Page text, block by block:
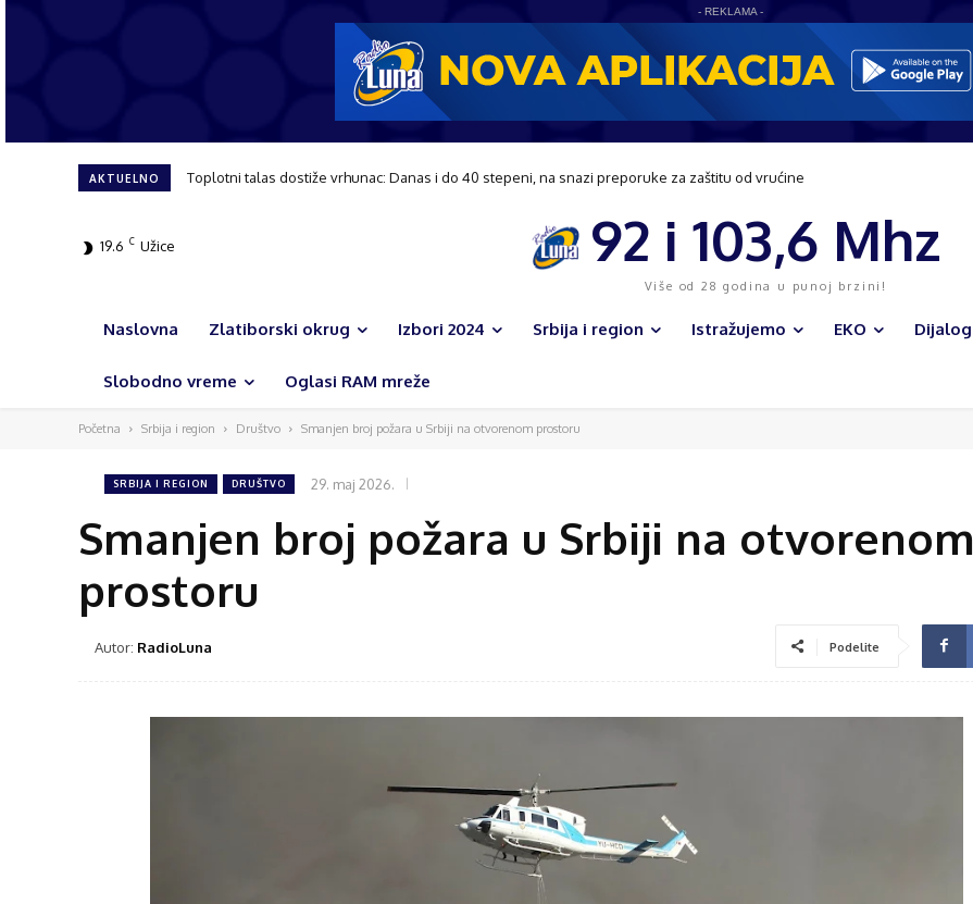
- REKLAMA -
AKTUELNO Toplotni talas dostiže vrhunac: Danas i do 40 stepeni, na snazi preporuke za zaštitu od vrućine
19.6 C Užice 92 i 103,6 Mhz
Više od 28 godina u punoj brzini!
Naslovna Zlatiborski okrug Izbori 2024 Srbija i region Istražujemo EKO Dijalog
Slobodno vreme Oglasi RAM mreže
Početna Srbija i region Društvo Smanjen broj požara u Srbiji na otvorenom prostoru
SRBIJA I REGION DRUŠTVO 29. maj 2026.
Smanjen broj požara u Srbiji na otvorenom
prostoru
Autor: RadioLuna Podelite